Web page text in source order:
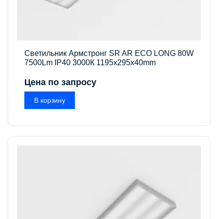
Светильник Армстронг SR AR ECO LONG 80W
7500Lm IP40 3000К 1195x295x40mm
Цена по запросу
В корзину